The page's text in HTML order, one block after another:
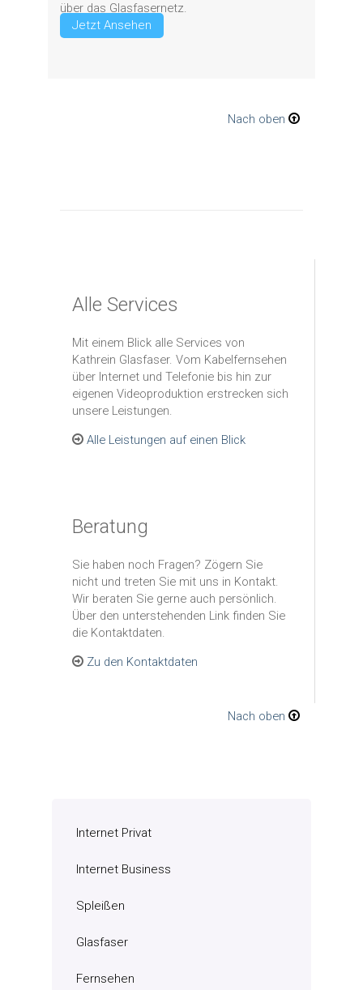
über das Glasfasernetz.
Jetzt Ansehen
Nach oben
Alle Services
Mit einem Blick alle Services von
Kathrein Glasfaser. Vom Kabelfernsehen
über Internet und Telefonie bis hin zur
eigenen Videoproduktion erstrecken sich
unsere Leistungen.
Alle Leistungen auf einen Blick
Beratung
Sie haben noch Fragen? Zögern Sie
nicht und treten Sie mit uns in Kontakt.
Wir beraten Sie gerne auch persönlich.
Über den unterstehenden Link finden Sie
die Kontaktdaten.
Zu den Kontaktdaten
Nach oben
Internet Privat
Internet Business
Spleißen
Glasfaser
Fernsehen